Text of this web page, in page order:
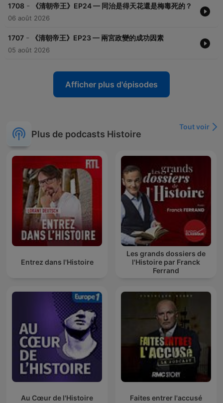
1708 - 《清朝帝王》EP24 — 同治是得天花還是梅毒死的？
06 août 2026
1707 - 《清朝帝王》EP23 — 兩宮政變的成功因素
05 août 2026
Afficher plus d'épisodes
Plus de podcasts Histoire
Tout voir
Entrez dans l'Histoire
Les grands dossiers de
l'Histoire par Franck
Ferrand
Au Cœur de l'Histoire Faites entrer l'accusé